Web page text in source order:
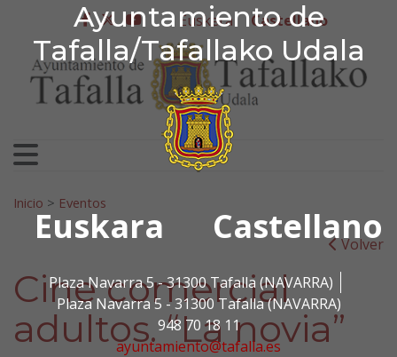
Ayuntamiento de
Tafalla/Tafallako Udala
Euskara Castellano
Plaza Navarra 5 - 31300 Tafalla (NAVARRA)
Plaza Navarra 5 - 31300 Tafalla (NAVARRA)
948 70 18 11
ayuntamiento@tafalla.es
Ir al contenido
Ayuntamiento de
facebook
twitter
youtube
Euskera Castellano
Search for:
Inicio > Eventos
Volver
Cine comercial
adultos. “La novia”